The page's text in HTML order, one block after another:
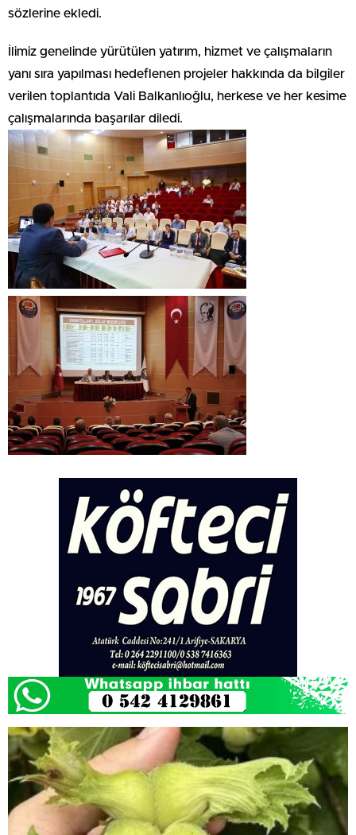
sözlerine ekledi.
İlimiz genelinde yürütülen yatırım, hizmet ve çalışmaların
yanı sıra yapılması hedeflenen projeler hakkında da bilgiler
verilen toplantıda Vali Balkanlıoğlu, herkese ve her kesime
çalışmalarında başarılar diledi.